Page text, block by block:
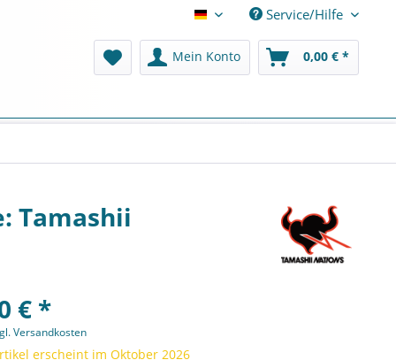
Deutsch Service/Hilfe
Mein Konto 0,00 € *
Tamashii
€ *
Versandkosten
erscheint im Oktober 2026